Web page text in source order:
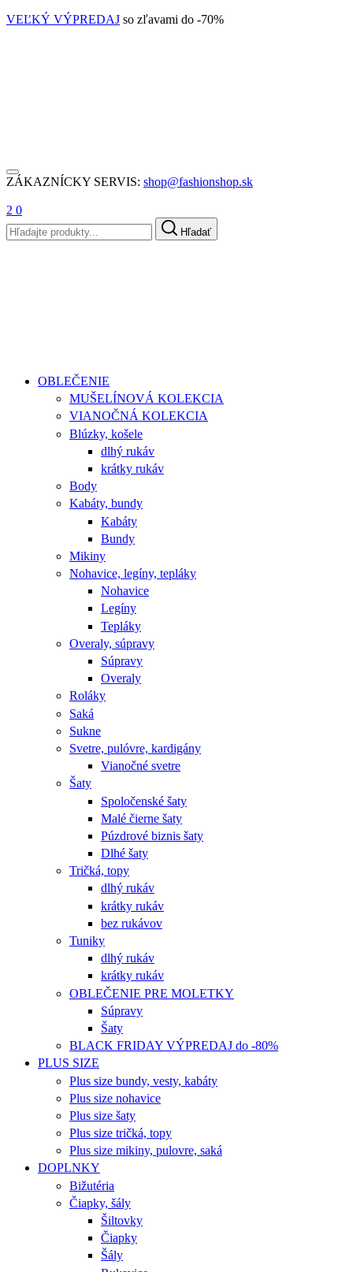
VEĽKÝ VÝPREDAJ so zľavami do -70%
ZÁKAZNÍCKY SERVIS: shop@fashionshop.sk
2 0
Hľadať
OBLEČENIE
MUŠELÍNOVÁ KOLEKCIA
VIANOČNÁ KOLEKCIA
Blúzky, košele
dlhý rukáv
krátky rukáv
Body
Kabáty, bundy
Kabáty
Bundy
Mikiny
Nohavice, legíny, tepláky
Nohavice
Legíny
Tepláky
Overaly, súpravy
Súpravy
Overaly
Roláky
Saká
Sukne
Svetre, pulóvre, kardigány
Vianočné svetre
Šaty
Spoločenské šaty
Malé čierne šaty
Púzdrové biznis šaty
Dlhé šaty
Tričká, topy
dlhý rukáv
krátky rukáv
bez rukávov
Tuniky
dlhý rukáv
krátky rukáv
OBLEČENIE PRE MOLETKY
Súpravy
Šaty
BLACK FRIDAY VÝPREDAJ do -80%
PLUS SIZE
Plus size bundy, vesty, kabáty
Plus size nohavice
Plus size šaty
Plus size tričká, topy
Plus size mikiny, pulovre, saká
DOPLNKY
Bižutéria
Čiapky, šály
Šiltovky
Čiapky
Šály